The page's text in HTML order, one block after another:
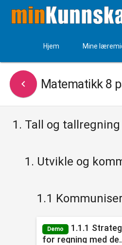
Hjem Mine
 Matematikk 8
1. Tall og tallregning
1. Utvikle og
1.1
Demo
1.1.1
for regning med